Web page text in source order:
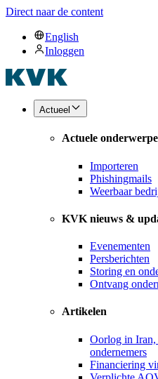
Direct naar de content
English
Inloggen
Actueel
Actuele
Importeren
Phishingmails
Weerbaar
KVK nieuws &
Evenementen
Persberichten
Storing en
Ontvang
Artikelen
Oorlog in
ondernemers
Financiering